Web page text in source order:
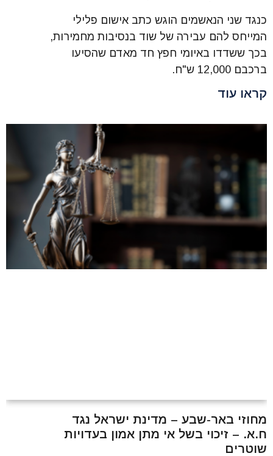
כנגד שני הנאשמים הוגש כתב אישום פלילי
המייחס להם עבירה של שוד בנסיבות מחמירות,
בכך ששדדו באיומי חפץ חד מאדם שהסיעו
ברכבם 12,000 ש"ח.
קראו עוד
מחוזי באר-שבע – מדינת ישראל נגד
ח.א. – זיכוי בשל אי מתן אמון בעדויות
שוטרים